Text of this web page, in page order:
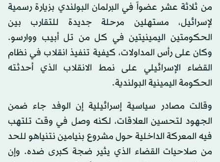
من ثلاثة عشر عضواً في البرلمان البولندي بزيارة رسمية
لإسرائيل، مستهلين مرحلة جديدة للتقارب بين
الحكومتين اليمينيتين في كل من تل أبيب ووارسو.
وكان على رأس المداولات، كيفية تنفيذ انقلاب في نظام
القضاء الإسرائيلي على نمط الانقلاب الذي أحدثته
الحكومة اليمينية البولندية.
وقالت مصادر سياسية إسرائيلية إن الوفد جاء ضمن
الجهود لتحسين العلاقات، لكنه وصل في وقت تلتهب
فيه المعركة الداخلية حول مشروع بنيامين نتنياهو للحد
من صلاحيات القضاء الذي يثير ضجة كبرى ضده. وإن